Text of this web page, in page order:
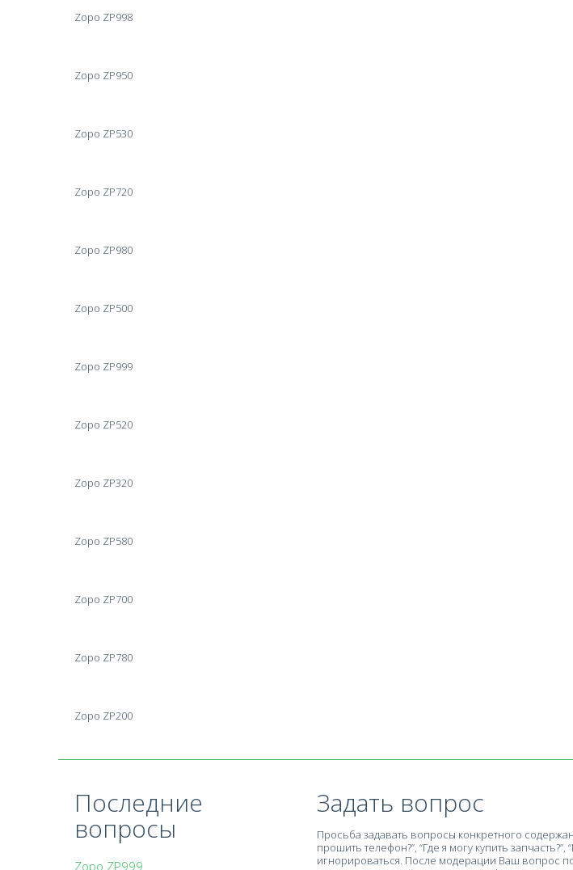
Zopo ZP998
Zopo ZP950
Zopo ZP530
Zopo ZP720
Zopo ZP980
Zopo ZP500
Zopo ZP999
Zopo ZP520
Zopo ZP320
Zopo ZP580
Zopo ZP700
Zopo ZP780
Zopo ZP200
Задать вопрос
Просьба задавать вопросы конкретного
прошить телефон?”, “Где я могу купить
игнорироваться. После модерации Ваш вопрос
Последние
вопросы
Zopo ZP999